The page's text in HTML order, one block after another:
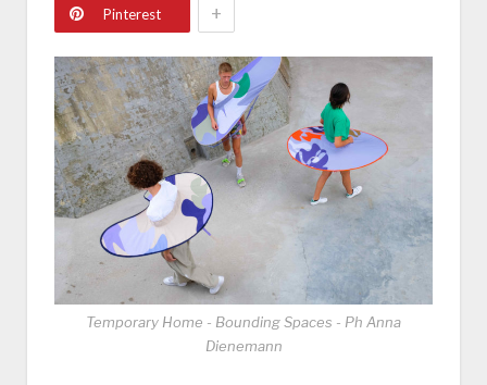
Pinterest +
Temporary Home - Bounding Spaces - Ph Anna
Dienemann